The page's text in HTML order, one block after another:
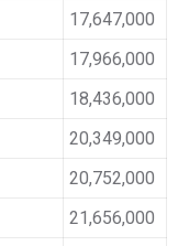
17,647,000
17,966,000
18,436,000
20,349,000
20,752,000
21,656,000